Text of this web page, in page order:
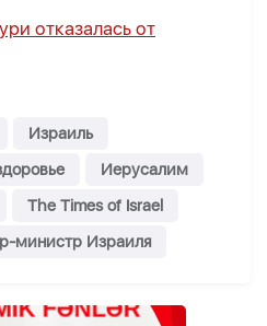
отказалась от
Израиль
Иерусалим
The Times of Israel
министр Израиля